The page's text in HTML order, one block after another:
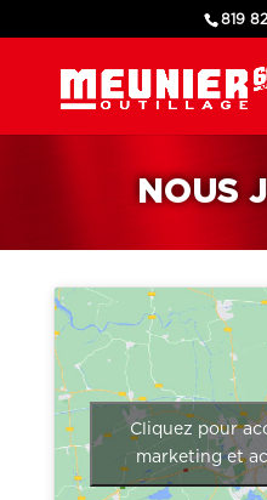
819
NOUS
Cliquez pour
marketing et